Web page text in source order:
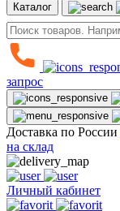
Каталог
запрос
Доставка по России
на склад
Личный кабинет